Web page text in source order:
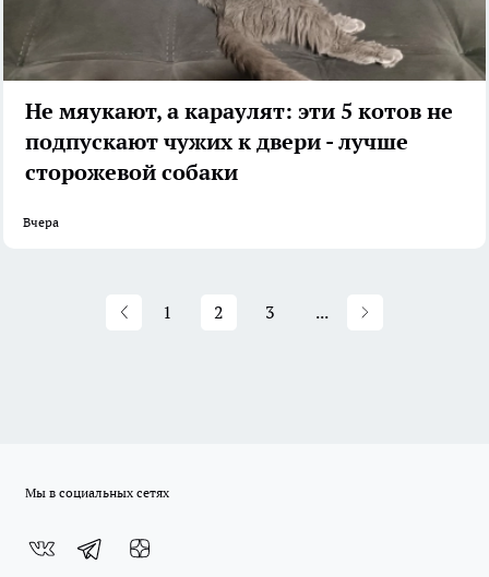
Не мяукают, а караулят: эти 5 котов не
подпускают чужих к двери - лучше
сторожевой собаки
Вчера
1 2 3 ...
Мы в социальных сетях